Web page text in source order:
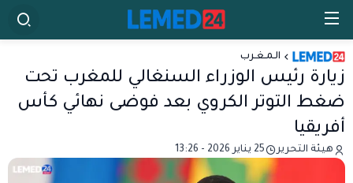
الـمـغـرب
زيارة رئيس الوزراء السنغالي للمغرب تحت
ضغط التوتر الكروي بعد فوضى نهائي كأس
أفريقيا
هيئة التحرير 25 يناير 2026 - 13:26